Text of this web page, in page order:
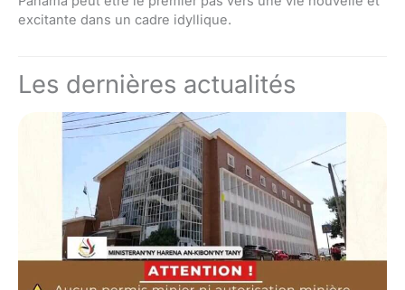
excitante dans un cadre idyllique.
Les dernières actualités